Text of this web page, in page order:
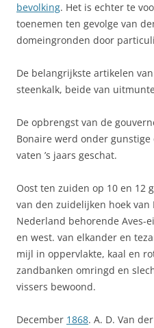
bevolking. Het is echter te
toenemen ten gevolge van
domeingronden door
De belangrijkste artikelen
steenkalk, beide van
De opbrengst van de
Bonaire werd onder
vaten ’s jaars geschat.
Oost ten zuiden op 10 en 12
van den zuidelijken hoek van
Nederland behorende Aves-
en west. van elkander en
mijl in oppervlakte, kaal en
zandbanken omringd en
vissers bewoond.
December 1868. A. D. Van